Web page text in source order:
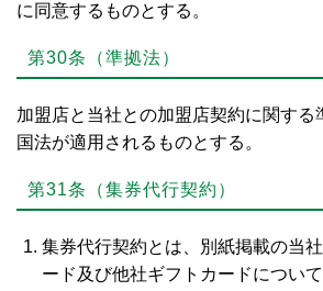
に同意するものとする。
第30条（準拠法）
加盟店と当社との加盟店契約に関する
国法が適用されるものとする。
第31条（集券代行契約）
集券代行契約とは、別紙掲載の当
ード及び他社ギフトカードについ